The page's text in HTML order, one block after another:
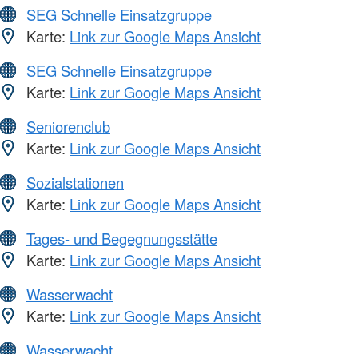
SEG Schnelle Einsatzgruppe
Karte: Link zur Google Maps Ansicht
SEG Schnelle Einsatzgruppe
Karte: Link zur Google Maps Ansicht
Seniorenclub
Karte: Link zur Google Maps Ansicht
Sozialstationen
Karte: Link zur Google Maps Ansicht
Tages- und Begegnungsstätte
Karte: Link zur Google Maps Ansicht
Wasserwacht
Karte: Link zur Google Maps Ansicht